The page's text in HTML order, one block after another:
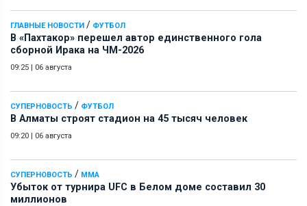
ГЛАВНЫЕ НОВОСТИ / ФУТБОЛ
В «Пахтакор» перешел автор единственного гола
сборной Ирака на ЧМ-2026
09:25 | 06 августа
СУПЕРНОВОСТЬ / ФУТБОЛ
В Алматы строят стадион на 45 тысяч человек
09:20 | 06 августа
СУПЕРНОВОСТЬ / ММА
Убыток от турнира UFC в Белом доме составил 30
миллионов